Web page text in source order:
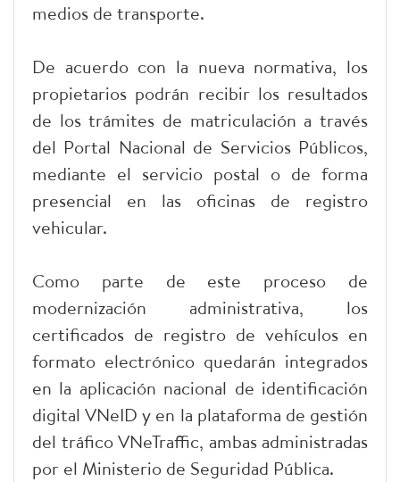
medios de transporte.
De acuerdo con la nueva normativa, los
propietarios podrán recibir los resultados
de los trámites de matriculación a través
del Portal Nacional de Servicios Públicos,
mediante el servicio postal o de forma
presencial en las oficinas de registro
vehicular.
Como parte de este proceso de
modernización administrativa, los
certificados de registro de vehículos en
formato electrónico quedarán integrados
en la aplicación nacional de identificación
digital VNeID y en la plataforma de gestión
del tráfico VNeTraffic, ambas administradas
por el Ministerio de Seguridad Pública.